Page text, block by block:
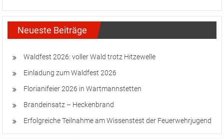
Neueste Beiträge
Waldfest 2026: voller Wald trotz Hitzewelle
Einladung zum Waldfest 2026
Florianifeier 2026 in Wartmannstetten
Brandeinsatz – Heckenbrand
Erfolgreiche Teilnahme am Wissenstest der Feuerwehrjugend